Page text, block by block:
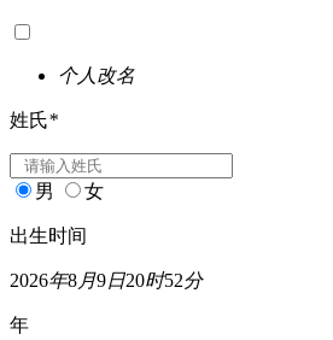
个人改名
姓氏*
男 女
出生时间
2026年8月9日20时52分
年